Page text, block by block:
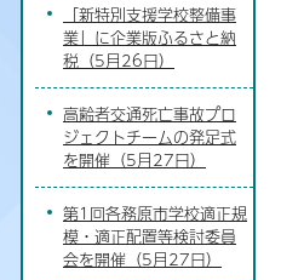
「新特別支援学校整備事
業」に企業版ふるさと納
税（5月26日）
高齢者交通死亡事故プロ
ジェクトチームの発足式
を開催（5月27日）
第1回各務原市学校適正規
模・適正配置等検討委員
会を開催（5月27日）